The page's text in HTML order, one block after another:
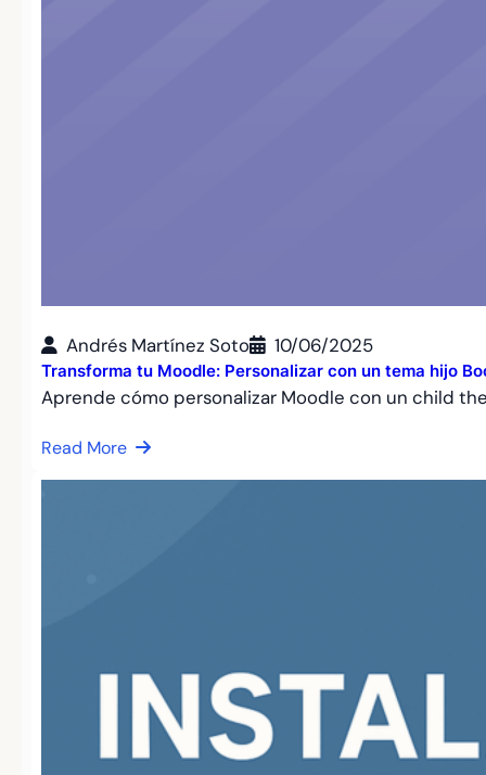
Andrés Martínez Soto 10/06/2025
Transforma tu Moodle: Personalizar con un tema hijo
Aprende cómo personalizar Moodle con un child
Read More